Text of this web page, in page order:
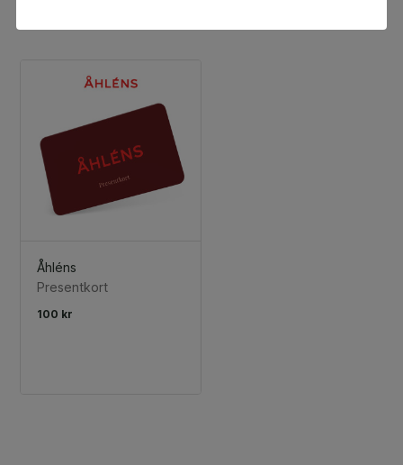
Åhléns
Presentkort
100 kr